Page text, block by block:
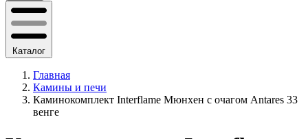
Каталог
Главная
Камины и печи
Каминокомплект Interflame Мюнхен с очагом Antares 33
венге